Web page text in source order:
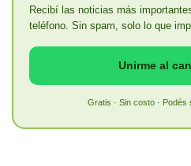
Recibí las noticias más
teléfono. Sin spam, solo lo que
Unirme al
Gratis · Sin costo · Podés